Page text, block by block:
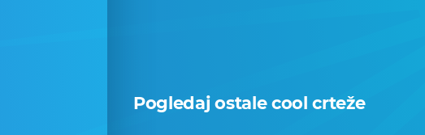
Pogledaj ostale cool crteže